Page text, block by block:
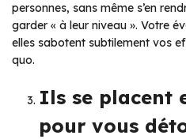
personnes, sans même s’en
garder « à leur niveau ». Votre
elles sabotent subtilement vos
quo.
Ils se placent
pour vous